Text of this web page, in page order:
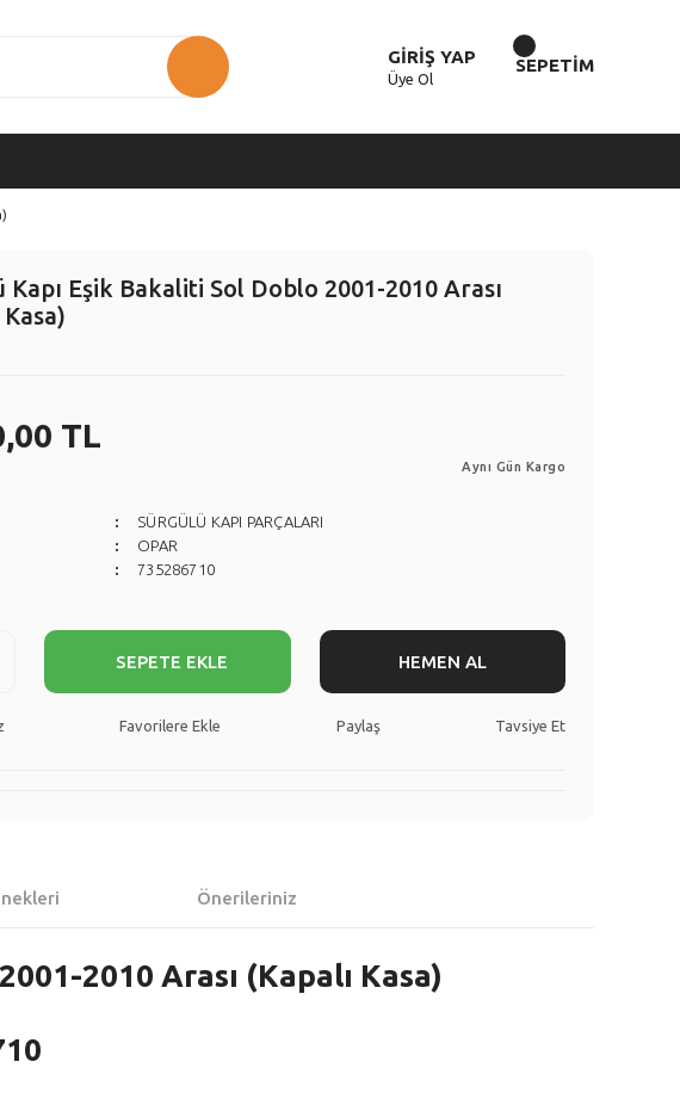
GİRİŞ YAP
Üye Ol
SEPETİM
Kapı Eşik Bakaliti Sol Doblo 2001-2010 Arası
Kasa)
TL
Aynı Gün Kargo
SÜRGÜLÜ KAPI PARÇALARI
OPAR
735286710
SEPETE EKLE HEMEN AL
Paylaş Tavsiye Et
Önerileriniz
2010 Arası (Kapalı Kasa)